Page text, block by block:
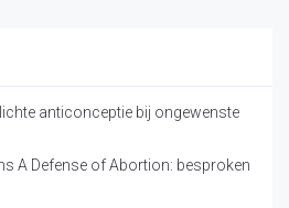
anticonceptie bij ongewenste
A Defense of Abortion: besproken